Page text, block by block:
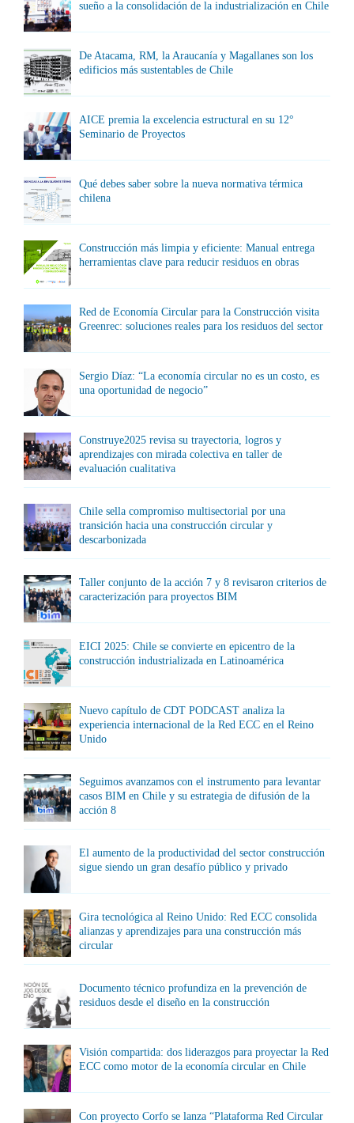
sueño a la consolidación de la industrialización en Chile
De Atacama, RM, la Araucanía y Magallanes son los
edificios más sustentables de Chile
AICE premia la excelencia estructural en su 12°
Seminario de Proyectos
Qué debes saber sobre la nueva normativa térmica
chilena
Construcción más limpia y eficiente: Manual entrega
herramientas clave para reducir residuos en obras
Red de Economía Circular para la Construcción visita
Greenrec: soluciones reales para los residuos del sector
Sergio Díaz: “La economía circular no es un costo, es
una oportunidad de negocio”
Construye2025 revisa su trayectoria, logros y
aprendizajes con mirada colectiva en taller de
evaluación cualitativa
Chile sella compromiso multisectorial por una
transición hacia una construcción circular y
descarbonizada
Taller conjunto de la acción 7 y 8 revisaron criterios de
caracterización para proyectos BIM
EICI 2025: Chile se convierte en epicentro de la
construcción industrializada en Latinoamérica
Nuevo capítulo de CDT PODCAST analiza la
experiencia internacional de la Red ECC en el Reino
Unido
Seguimos avanzamos con el instrumento para levantar
casos BIM en Chile y su estrategia de difusión de la
acción 8
El aumento de la productividad del sector construcción
sigue siendo un gran desafío público y privado
Gira tecnológica al Reino Unido: Red ECC consolida
alianzas y aprendizajes para una construcción más
circular
Documento técnico profundiza en la prevención de
residuos desde el diseño en la construcción
Visión compartida: dos liderazgos para proyectar la Red
ECC como motor de la economía circular en Chile
Con proyecto Corfo se lanza “Plataforma Red Circular